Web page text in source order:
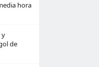
hora
y
de